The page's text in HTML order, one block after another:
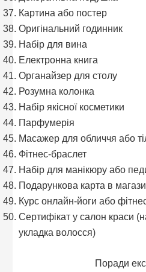
Картина або постер
Оригінальний годинник
Набір для вина
Електронна книга
Органайзер для столу
Розумна колонка
Набір якісної косметики
Парфумерія
Масажер для обличчя або
Фітнес-браслет
Набір для манікюру або
Подарункова карта в
Курс онлайн-йоги або
Сертифікат у салон краси
укладка волосся)
Поради